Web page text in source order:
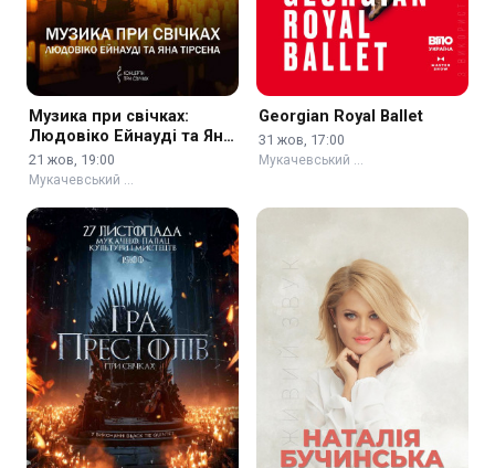
Музика при свічках:
Людовіко Ейнауді та Ян
Тірсен
21 жов, 19:00
Мукачевський …
Georgian Royal Ballet
31 жов, 17:00
Мукачевський …